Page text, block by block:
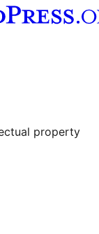
property